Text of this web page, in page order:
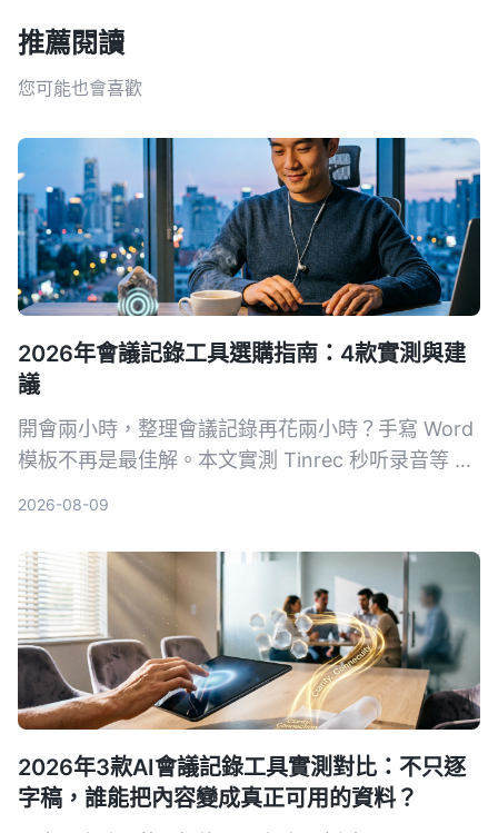
推薦閱讀
您可能也會喜歡
2026年會議記錄工具選購指南：4款實測與建
議
開會兩小時，整理會議記錄再花兩小時？手寫 Word
模板不再是最佳解。本文實測 Tinrec 秒听录音等 4
項，把時間留給更重要的事。
2026-08-09
2026年3款AI會議記錄工具實測對比：不只逐
字稿，誰能把內容變成真正可用的資料？